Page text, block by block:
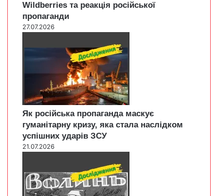
Wildberries та реакція російської
пропаганди
27.07.2026
Як російська пропаганда маскує
гуманітарну кризу, яка стала наслідком
успішних ударів ЗСУ
21.07.2026